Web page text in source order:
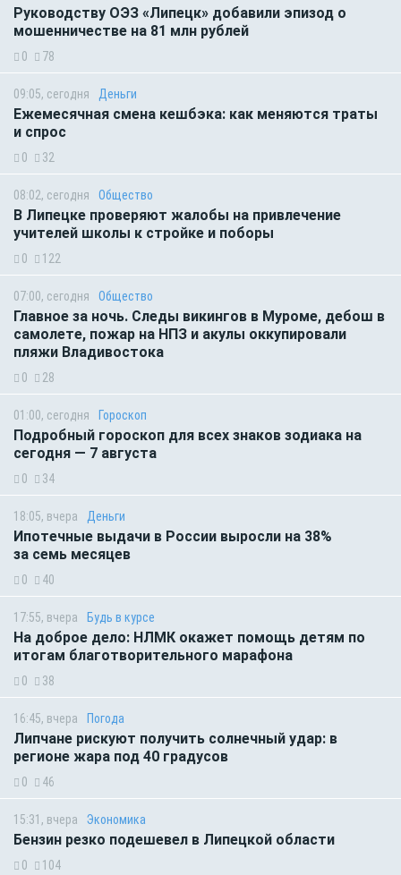
Руководству ОЭЗ «Липецк» добавили эпизод о
мошенничестве на 81 млн рублей
0 78
09:05, сегодня Деньги
Ежемесячная смена кешбэка: как меняются траты
и спрос
0 32
08:02, сегодня Общество
В Липецке проверяют жалобы на привлечение
учителей школы к стройке и поборы
0 122
07:00, сегодня Общество
Главное за ночь. Следы викингов в Муроме, дебош в
самолете, пожар на НПЗ и акулы оккупировали
пляжи Владивостока
0 28
01:00, сегодня Гороскоп
Подробный гороскоп для всех знаков зодиака на
сегодня — 7 августа
0 34
18:05, вчера Деньги
Ипотечные выдачи в России выросли на 38%
за семь месяцев
0 40
17:55, вчера Будь в курсе
На доброе дело: НЛМК окажет помощь детям по
итогам благотворительного марафона
0 38
16:45, вчера Погода
Липчане рискуют получить солнечный удар: в
регионе жара под 40 градусов
0 46
15:31, вчера Экономика
Бензин резко подешевел в Липецкой области
0 104